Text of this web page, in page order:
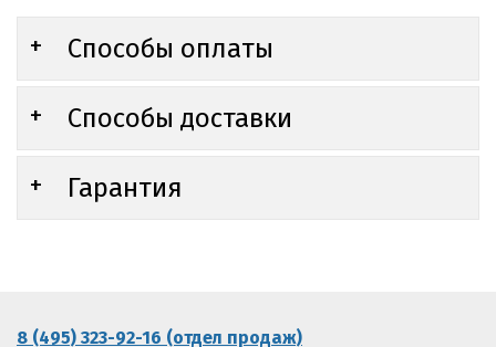
Способы оплаты
Способы доставки
Гарантия
8 (495) 323-92-16 (отдел продаж)